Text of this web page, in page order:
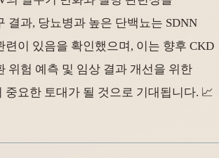
결과, 당뇨병과 높은 단백뇨는 SDNN
련이 있음을 확인했으며, 이는 향후 CKD
위험 예측 및 임상 결과 개선을 위한
중요한 토대가 될 것으로 기대됩니다. 📈